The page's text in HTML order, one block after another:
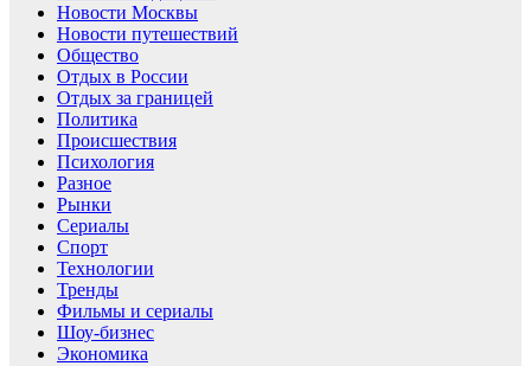
Новости Москвы
Новости путешествий
Общество
Отдых в России
Отдых за границей
Политика
Происшествия
Психология
Разное
Рынки
Сериалы
Спорт
Технологии
Тренды
Фильмы и сериалы
Шоу-бизнес
Экономика